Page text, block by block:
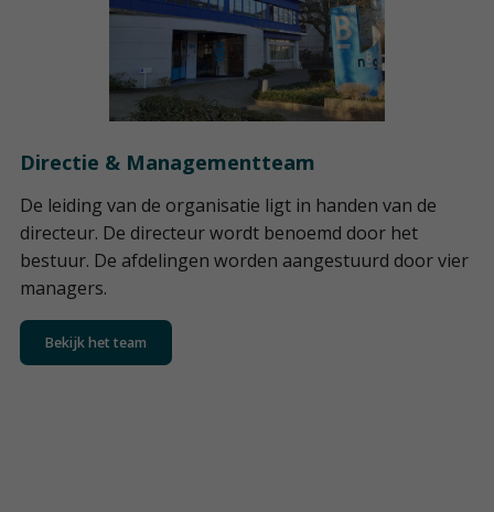
Directie & Managementteam
De leiding van de organisatie ligt in handen van de
directeur. De directeur wordt benoemd door het
bestuur. De afdelingen worden aangestuurd door vier
managers.
Bekijk het team